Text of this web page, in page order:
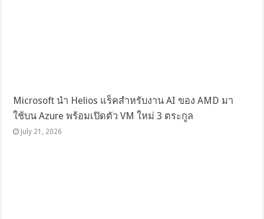
Microsoft นำ Helios แร็คสำหรับงาน AI ของ AMD มา
ใช้บน Azure พร้อมเปิดตัว VM ใหม่ 3 ตระกูล
July 21, 2026